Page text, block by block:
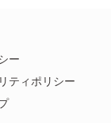
ー
ティポリシー